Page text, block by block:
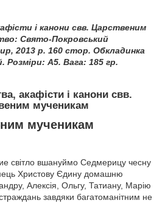
і канони свв. Царственим
Свято-Покровський
2013 р. 160 стор. Обкладинка
Розміри: А5. Вага: 185 гр.
акафісти і канони свв.
мученикам
мученикам
світло вшануймо Седмерицу чесну
Христову Єдину домашню
Алексія, Ольгу, Татиану, Марію
завдяки багатоманітним не